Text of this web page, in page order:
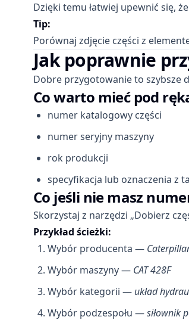
Dzięki temu łatwiej upewnić się,
Tip:
Porównaj zdjęcie części z
Jak poprawnie
Dobre przygotowanie to szybsze
Co warto mieć pod
numer katalogowy części
numer seryjny maszyny
rok produkcji
specyfikacja lub oznaczenia z
Co jeśli nie masz
Skorzystaj z narzędzi „Dobierz
Przykład ścieżki:
Wybór producenta —
Wybór maszyny — CAT 428F
Wybór kategorii — układ
Wybór podzespołu —siłownik